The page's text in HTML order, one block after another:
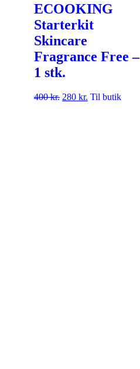
ECOOKING
Starterkit
Skincare
Fragrance Free –
1 stk.
400kr. 280 kr. Til butik